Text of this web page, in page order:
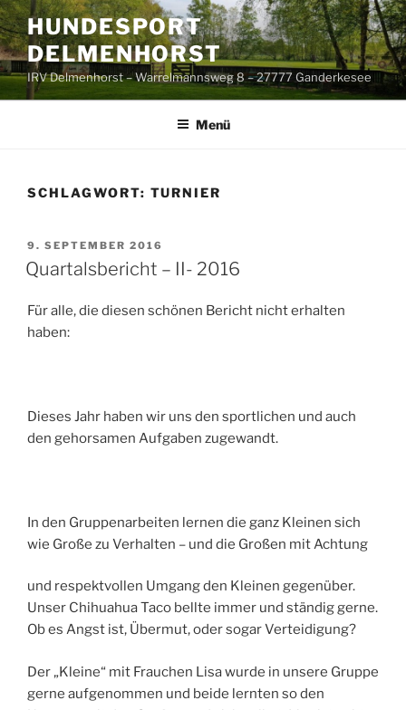
Zum
Inhalt
springen
HUNDESPORT
DELMENHORST
IRV Delmenhorst – Warrelmannsweg 8 – 27777 Ganderkesee
Menü
SCHLAGWORT: TURNIER
VERÖFFENTLICHT
AM
9. SEPTEMBER 2016
Quartalsbericht – II- 2016
Für alle, die diesen schönen Bericht nicht erhalten
haben:
Dieses Jahr haben wir uns den sportlichen und auch
den gehorsamen Aufgaben zugewandt.
In den Gruppenarbeiten lernen die ganz Kleinen sich
wie Große zu Verhalten – und die Großen mit Achtung
und respektvollen Umgang den Kleinen gegenüber.
Unser Chihuahua Taco bellte immer und ständig gerne.
Ob es Angst ist, Übermut, oder sogar Verteidigung?
Der „Kleine“ mit Frauchen Lisa wurde in unsere Gruppe
gerne aufgenommen und beide lernten so den